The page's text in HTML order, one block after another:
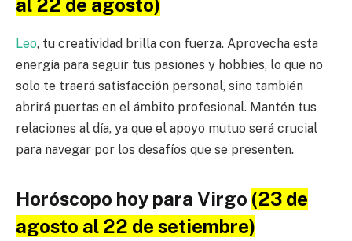
al 22 de agosto)
Leo, tu creatividad brilla con fuerza. Aprovecha esta
energía para seguir tus pasiones y hobbies, lo que no
solo te traerá satisfacción personal, sino también
abrirá puertas en el ámbito profesional. Mantén tus
relaciones al día, ya que el apoyo mutuo será crucial
para navegar por los desafíos que se presenten.
Horóscopo hoy para Virgo (23 de
agosto al 22 de setiembre)